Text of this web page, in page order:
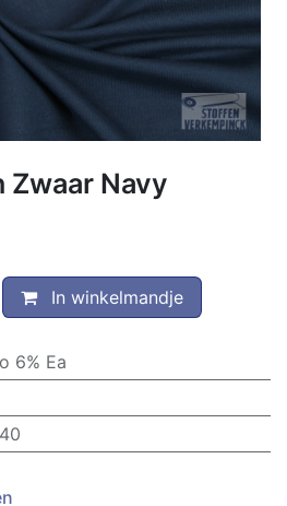
Zwaar Navy
In winkelmandje
6% Ea